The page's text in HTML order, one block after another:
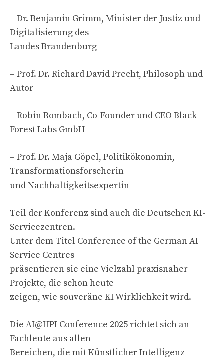
– Dr. Benjamin Grimm, Minister der Justiz und
Digitalisierung des
Landes Brandenburg
– Prof. Dr. Richard David Precht, Philosoph und
Autor
– Robin Rombach, Co-Founder und CEO Black
Forest Labs GmbH
– Prof. Dr. Maja Göpel, Politikökonomin,
Transformationsforscherin
und Nachhaltigkeitsexpertin
Teil der Konferenz sind auch die Deutschen KI-
Servicezentren.
Unter dem Titel Conference of the German AI
Service Centres
präsentieren sie eine Vielzahl praxisnaher
Projekte, die schon heute
zeigen, wie souveräne KI Wirklichkeit wird.
Die AI@HPI Conference 2025 richtet sich an
Fachleute aus allen
Bereichen, die mit Künstlicher Intelligenz